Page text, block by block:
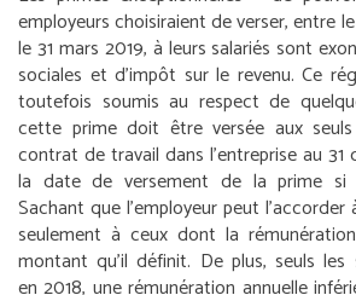
employeurs choisiraient de verser, entre
le 31 mars 2019, à leurs salariés sont
sociales et d’impôt sur le revenu. Ce
toutefois soumis au respect de
cette prime doit être versée aux
contrat de travail dans l’entreprise au 31
la date de versement de la prime si
Sachant que l’employeur peut
seulement à ceux dont la
montant qu’il définit. De plus, seuls les
en 2018, une rémunération annuelle